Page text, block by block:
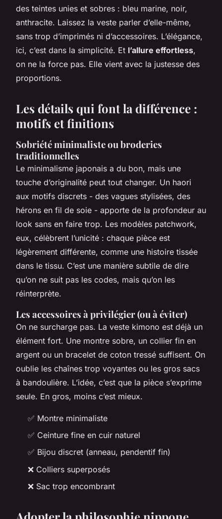
des teintes unies et sobres : bleu marine, noir,
anthracite. Laissez la veste parler d’elle-même,
sans trop d’imprimés ni d’accessoires. L’élégance,
ici, c’est dans la simplicité. Et l’allure effortless,
on ne la force pas. Elle vient avec la justesse des
proportions.
Les détails qui font la différence :
motifs et finitions
Sobriété minimaliste ou broderies
traditionnelles
Le minimalisme japonais a du bon, mais une
touche d’originalité peut tout changer. Un haori
aux motifs discrets - des vagues stylisées, des
hérons en fil de soie - apporte de la profondeur au
look sans en faire trop. Les modèles patchwork,
eux, célèbrent l’unicité : chaque pièce est
légèrement différente, comme une histoire tissée
dans le tissu. C’est une manière subtile de dire
qu’on ne suit pas les codes, mais qu’on les
réinterprète.
Les accessoires à privilégier (ou à éviter)
On ne surcharge pas. La veste kimono est déjà un
élément fort. Une montre sobre, un collier fin en
argent ou un bracelet de coton tressé suffisent. On
oublie les chaînes trop voyantes ou les gros sacs
à bandoulière. L’idée, c’est que la pièce s’exprime
seule. En gros, moins c’est mieux.
✅ Montre minimaliste
✅ Ceinture fine en cuir naturel
✅ Bijou discret (anneau, pendentif fin)
❌ Colliers superposés
❌ Sac trop encombrant